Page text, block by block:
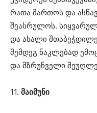
რათა მართოს და
შეასრულოს.
და ახალი
შემდეგ ნაკლებად
და მზრუნველი
11. მაიმუნი